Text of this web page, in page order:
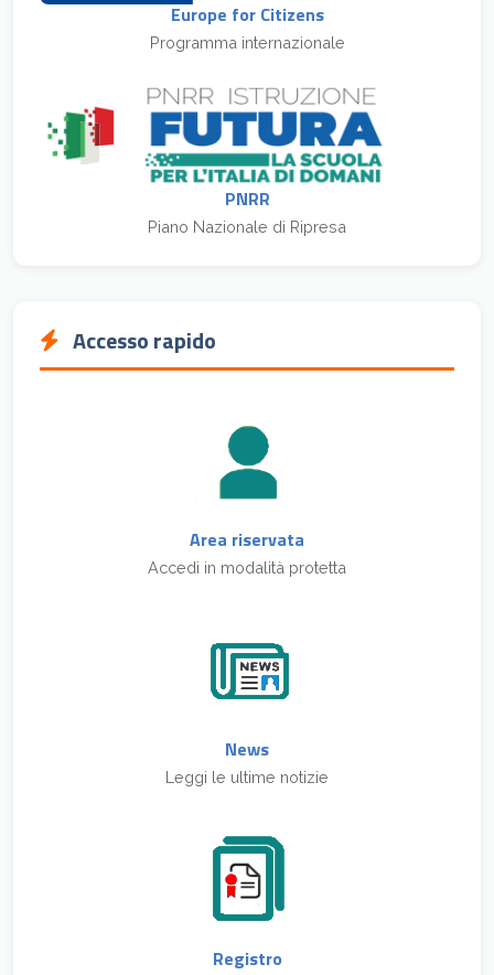
Europe for Citizens
Programma internazionale
PNRR
Piano Nazionale di Ripresa
Accesso rapido
Area riservata
Accedi in modalità protetta
News
Leggi le ultime notizie
Registro